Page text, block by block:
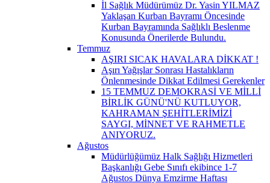
İl Sağlık Müdürümüz Dr. Yasin YILMAZ
Yaklaşan Kurban Bayramı Öncesinde
Kurban Bayramında Sağlıklı Beslenme
Konusunda Önerilerde Bulundu.
Temmuz
AŞIRI SICAK HAVALARA DİKKAT !
Aşırı Yağışlar Sonrası Hastalıkların
Önlenmesinde Dikkat Edilmesi Gerekenler
15 TEMMUZ DEMOKRASİ VE MİLLİ
BİRLİK GÜNÜ'NÜ KUTLUYOR,
KAHRAMAN ŞEHİTLERİMİZİ
SAYGI, MİNNET VE RAHMETLE
ANIYORUZ.
Ağustos
Müdürlüğümüz Halk Sağlığı Hizmetleri
Başkanlığı Gebe Sınıfı ekibince 1-7
Ağustos Dünya Emzirme Haftası